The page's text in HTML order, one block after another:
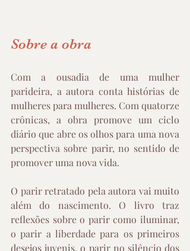
Sobre a obra
Com a ousadia de uma mulher
parideira, a autora conta histórias de
mulheres para mulheres. Com quatorze
crônicas, a obra promove um ciclo
diário que abre os olhos para uma nova
perspectiva sobre parir, no sentido de
promover uma nova vida.
O parir retratado pela autora vai muito
além do nascimento. O livro traz
reflexões sobre o parir como iluminar,
o parir a liberdade para os primeiros
desejos juvenis, o parir no silêncio dos